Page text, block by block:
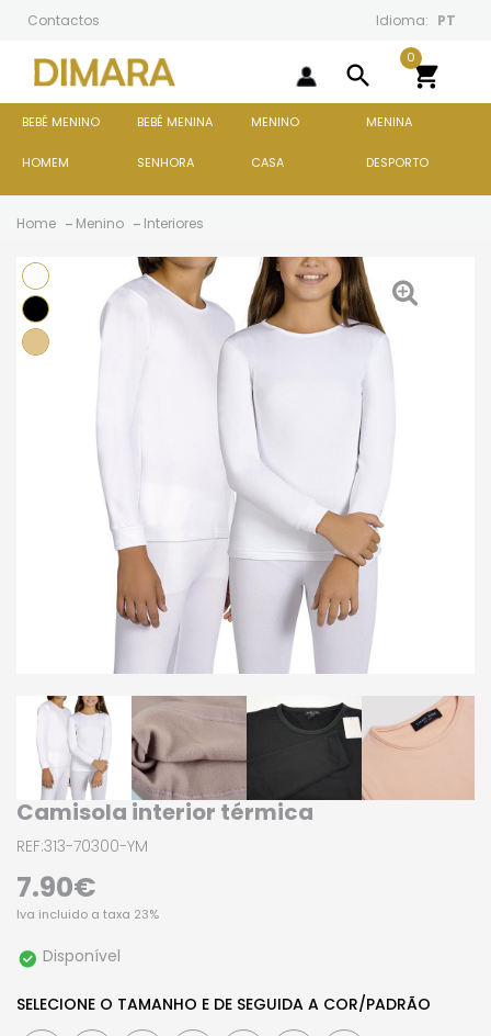
Contactos Idioma: PT
search 
0
BEBÉ MENINO BEBÉ MENINA MENINO MENINA
HOMEM SENHORA CASA DESPORTO
Home Menino Interiores
Camisola interior térmica
REF:313-70300-YM
7.90€
Iva incluido a taxa 23%
Disponível
SELECIONE O TAMANHO E DE SEGUIDA A COR/PADRÃO